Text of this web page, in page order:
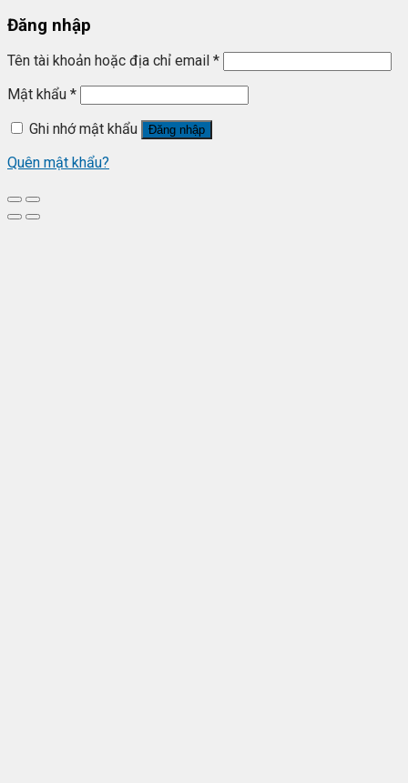
Đăng nhập
Tên tài khoản hoặc địa chỉ email *
Mật khẩu *
Ghi nhớ mật khẩu
Đăng nhập
Quên mật khẩu?